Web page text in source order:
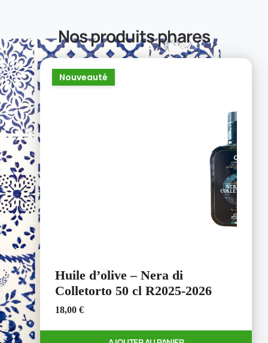
Nos produits phares
Nouveauté
Huile d’olive – Nera di
Colletorto 50 cl R2025-2026
18,00 €